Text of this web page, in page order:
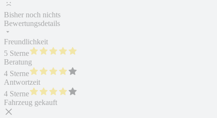
Bisher noch nichts
Bewertungsdetails
Freundlichkeit
5 Sterne
Beratung
4 Sterne
Antwortzeit
4 Sterne
Fahrzeug gekauft